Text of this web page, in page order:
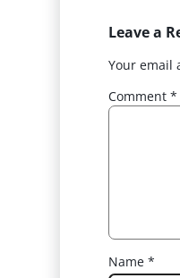
Leave a
Your email
Comment *
Name *